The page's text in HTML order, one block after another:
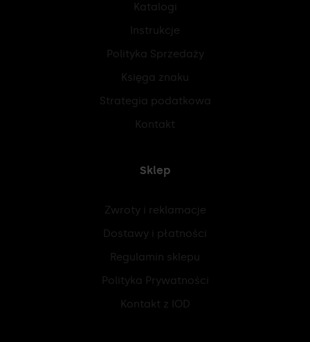
Katalogi
Instrukcje
Polityka Sprzedaży
Księga znaku
Strategia podatkowa
Kontakt
Sklep
Zwroty i reklamacje
Dostawy i płatności
Regulamin sklepu
Polityka Prywatności
Kontakt z IOD